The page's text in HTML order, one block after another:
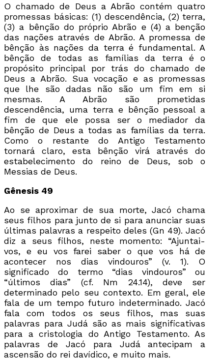
O chamado de Deus a Abrão contém quatro
promessas básicas: (1) descendência, (2) terra,
(3) a bênção do próprio Abrão e (4) a benção
das nações através de Abrão. A promessa de
bênção às nações da terra é fundamental. A
bênção de todas as famílias da terra é o
propósito principal por trás do chamado de
Deus a Abrão. Sua vocação e as promessas
que lhe são dadas não são um fim em si
mesmas. A Abrão são prometidas
descendência, uma terra e bênção pessoal a
fim de que ele possa ser o mediador da
bênção de Deus a todas as famílias da terra.
Como o restante do Antigo Testamento
tornará claro, esta bênção virá através do
estabelecimento do reino de Deus, sob o
Messias de Deus.
Gênesis 49
Ao se aproximar de sua morte, Jacó chama
seus filhos para junto de si para anunciar suas
últimas palavras a respeito deles (Gn 49). Jacó
diz a seus filhos, neste momento: “Ajuntai-
vos, e eu vos farei saber o que vos há de
acontecer nos dias vindouros” (v. 1). O
significado do termo “dias vindouros” ou
“últimos dias” (cf. Nm 24.14), deve ser
determinado pelo seu contexto. Em geral, ele
fala de um tempo futuro indeterminado. Jacó
fala com todos os seus filhos, mas suas
palavras para Judá são as mais significativas
para a cristologia do Antigo Testamento. As
palavras de Jacó para Judá antecipam a
ascensão do rei davídico, e muito mais.